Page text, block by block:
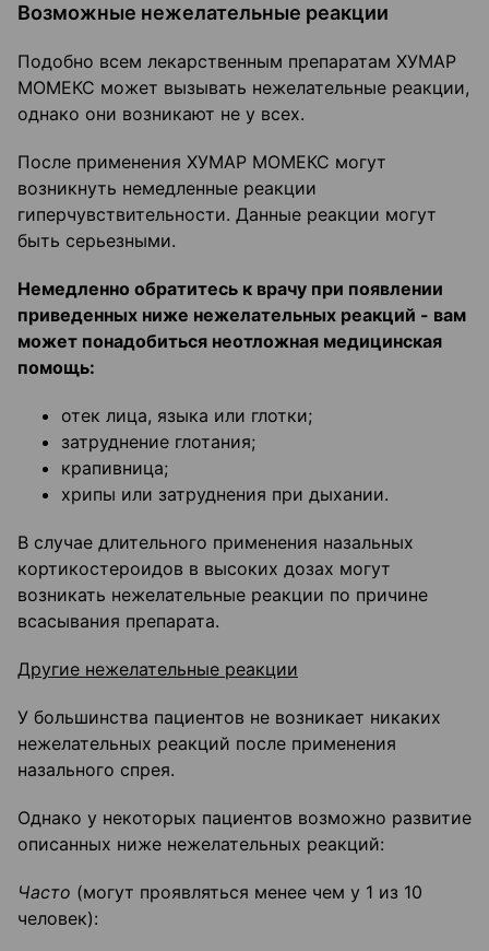
Возможные нежелательные реакции
Подобно всем лекарственным препаратам ХУМАР
МОМЕКС может вызывать нежелательные реакции,
однако они возникают не у всех.
После применения ХУМАР МОМЕКС могут
возникнуть немедленные реакции
гиперчувствительности. Данные реакции могут
быть серьезными.
Немедленно обратитесь к врачу при появлении
приведенных ниже нежелательных реакций - вам
может понадобиться неотложная медицинская
помощь:
отек лица, языка или глотки;
затруднение глотания;
крапивница;
хрипы или затруднения при дыхании.
В случае длительного применения назальных
кортикостероидов в высоких дозах могут
возникать нежелательные реакции по причине
всасывания препарата.
Другие нежелательные реакции
У большинства пациентов не возникает никаких
нежелательных реакций после применения
назального спрея.
Однако у некоторых пациентов возможно развитие
описанных ниже нежелательных реакций:
Часто (могут проявляться менее чем у 1 из 10
человек):